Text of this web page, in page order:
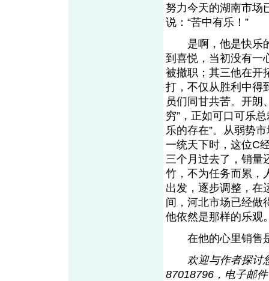
努力今天的湖南市场
说：“苦中有乐！”
是啊，他是快乐的
到喜悦，当初没有一
被撤职；其三他在开
打，不仅从胜利中得
员们同甘共苦。开朗
穷”，正如可口可乐
乐的存在”。从弱势
一统天下时，这位C
三个月过去了，销量
竹，不为任务而累，
出发，逐步调整，在
间，河北市场已经做
他依然是那样的乐观
在他的心里销售
欢迎与作者探讨
87018796，电子邮